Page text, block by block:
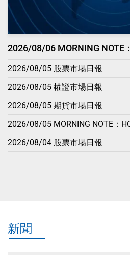
2026/08/06 MORNING NOTE
2026/08/05 股票市場日報
2026/08/05 權證市場日報
2026/08/05 期貨市場日報
2026/08/05 MORNING NOTE：
2026/08/04 股票市場日報
新聞